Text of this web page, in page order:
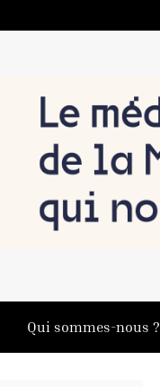
Qui sommes-nous ?